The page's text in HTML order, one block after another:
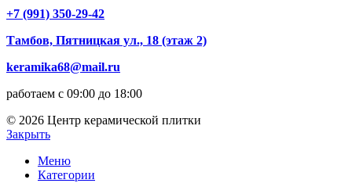
+7 (991) 350-29-42
Тамбов, Пятницкая ул., 18 (этаж 2)
keramika68@mail.ru
работаем с 09:00 до 18:00
© 2026 Центр керамической плитки
Закрыть
Меню
Категории